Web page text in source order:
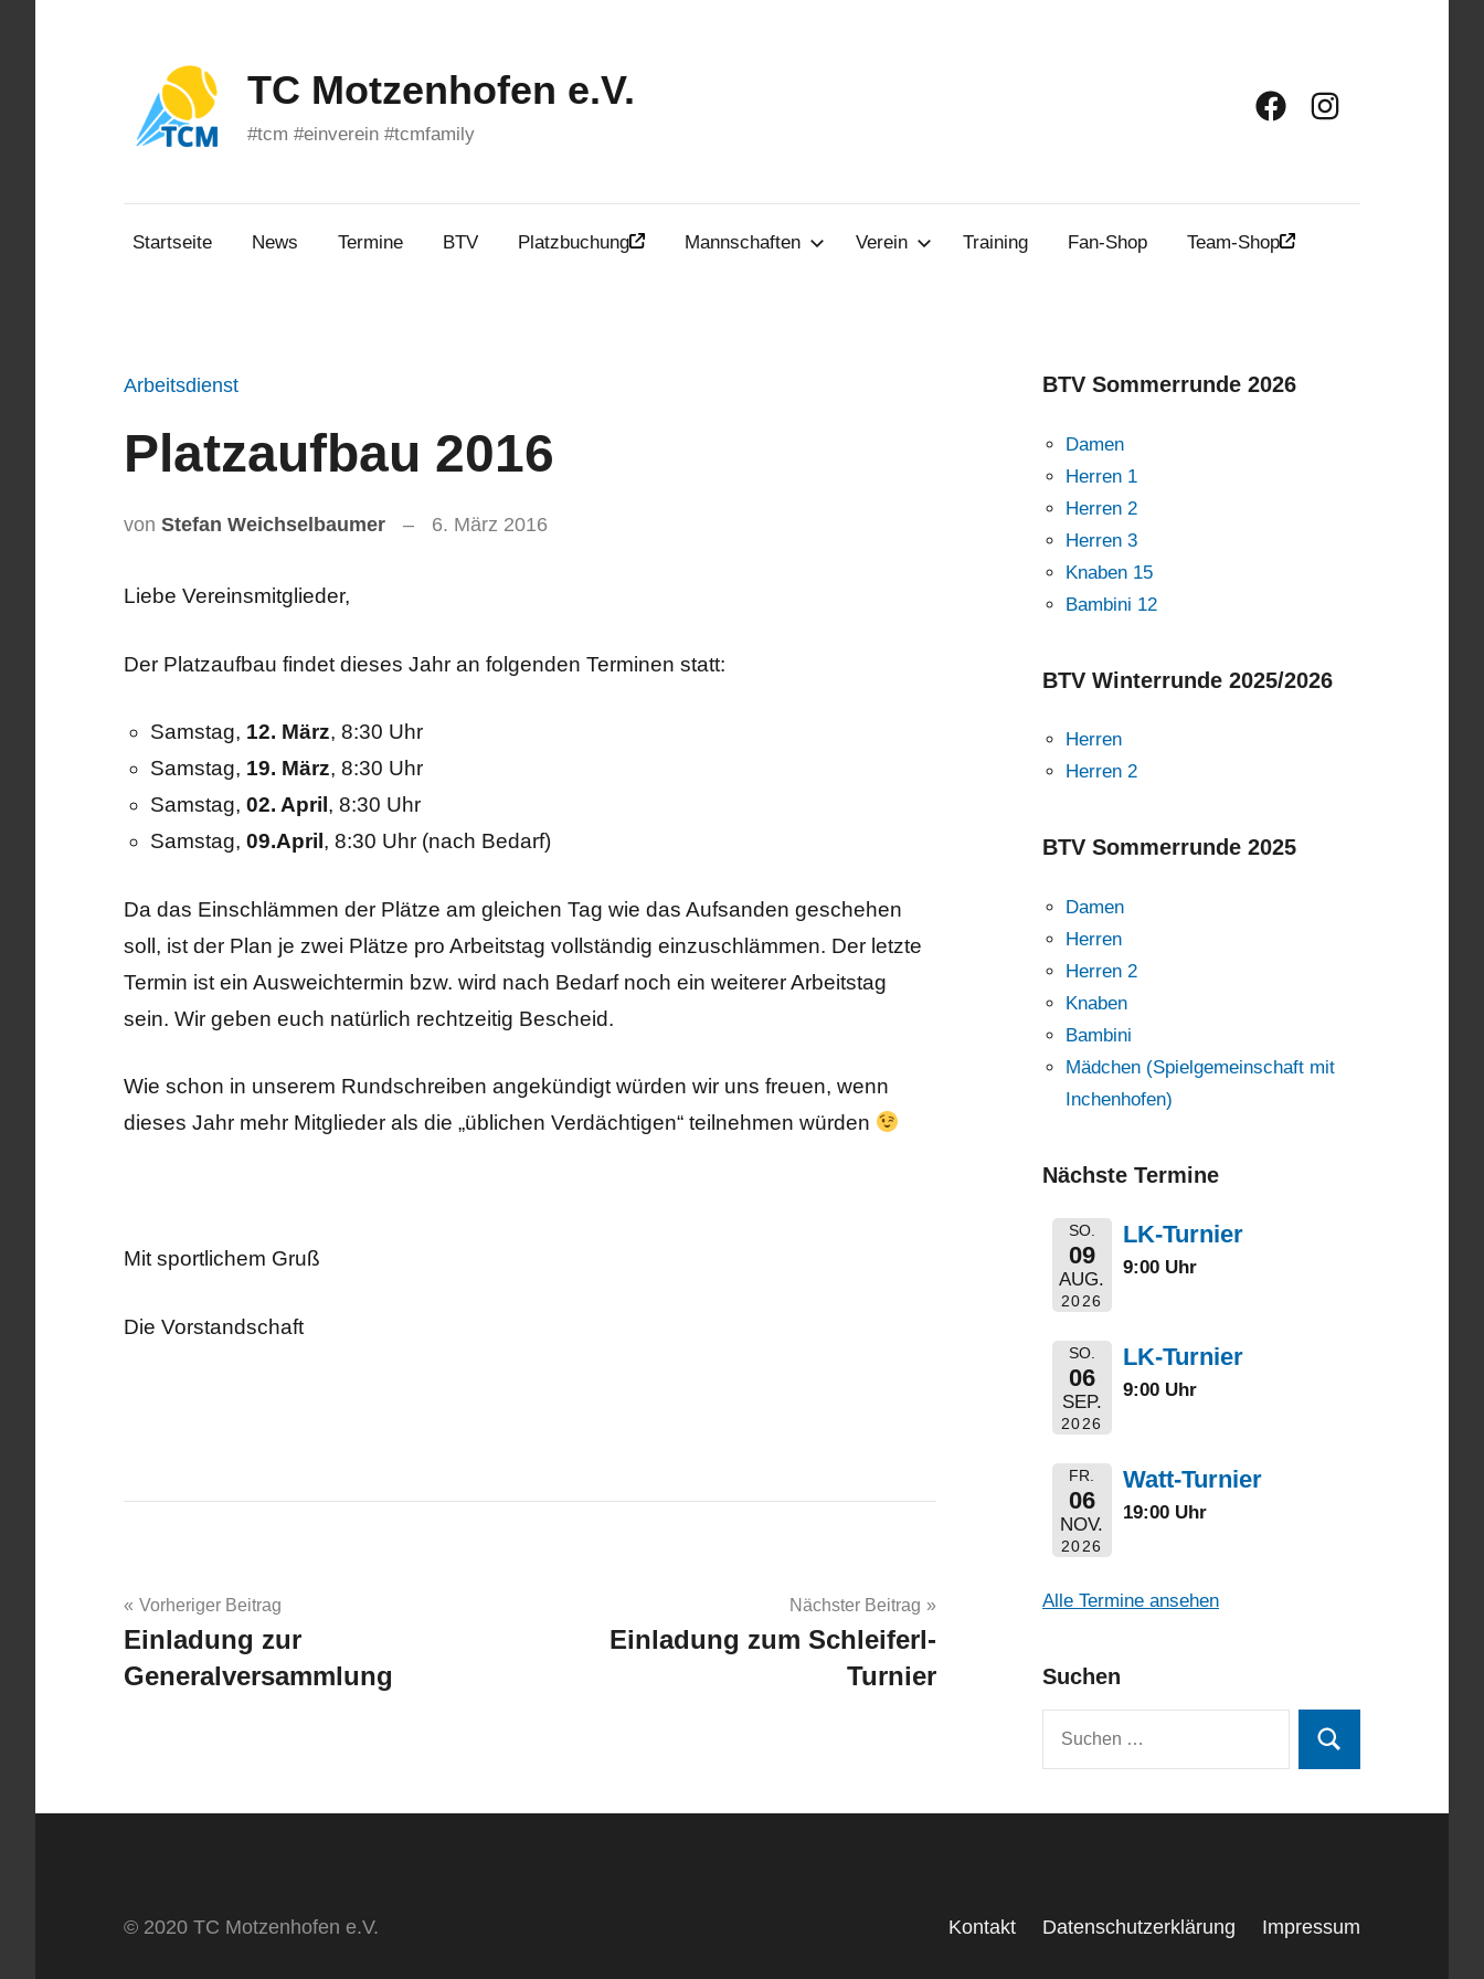
TC Motzenhofen e.V.
#tcm #einverein #tcmfamily
FacebookInstagram
Startseite News Termine BTV Platzbuchung Mannschaften Verein Training Fan-Shop Team-Shop
Arbeitsdienst
Platzaufbau 2016
von Stefan Weichselbaumer 6. März 2016
Liebe Vereinsmitglieder,
Der Platzaufbau findet dieses Jahr an folgenden Terminen statt:
Samstag, 12. März, 8:30 Uhr
Samstag, 19. März, 8:30 Uhr
Samstag, 02. April , 8:30 Uhr
Samstag, 09.April , 8:30 Uhr (nach Bedarf)
Da das Einschlämmen der Plätze am gleichen Tag wie das Aufsanden geschehen
soll, ist der Plan je zwei Plätze pro Arbeitstag vollständig einzuschlämmen. Der letzte
Termin ist ein Ausweichtermin bzw. wird nach Bedarf noch ein weiterer Arbeitstag
sein. Wir geben euch natürlich rechtzeitig Bescheid.
Wie schon in unserem Rundschreiben angekündigt würden wir uns freuen, wenn
dieses Jahr mehr Mitglieder als die „üblichen Verdächtigen“ teilnehmen würden
Mit sportlichem Gruß
Die Vorstandschaft
Beitragsnavigation
Vorheriger Beitrag
Einladung zur
Generalversammlung
Nächster Beitrag
Einladung zum Schleiferl-
Turnier
BTV Sommerrunde 2026
Damen
Herren 1
Herren 2
Herren 3
Knaben 15
Bambini 12
BTV Winterrunde 2025/2026
Herren
Herren 2
BTV Sommerrunde 2025
Damen
Herren
Herren 2
Knaben
Bambini
Mädchen (Spielgemeinschaft mit
Inchenhofen)
Nächste Termine
SO.
09
AUG.
2026
LK-Turnier
9:00 Uhr
SO.
06
SEP.
2026
LK-Turnier
9:00 Uhr
FR.
06
NOV.
2026
Watt-Turnier
19:00 Uhr
Alle Termine ansehen
Suchen
Suchen
Kontakt Datenschutzerklärung Impressum
© 2020 TC Motzenhofen e.V.